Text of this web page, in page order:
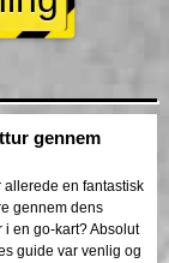
gennem
en fantastisk
gennem dens
en go-kart? Absolut
guide var venlig og